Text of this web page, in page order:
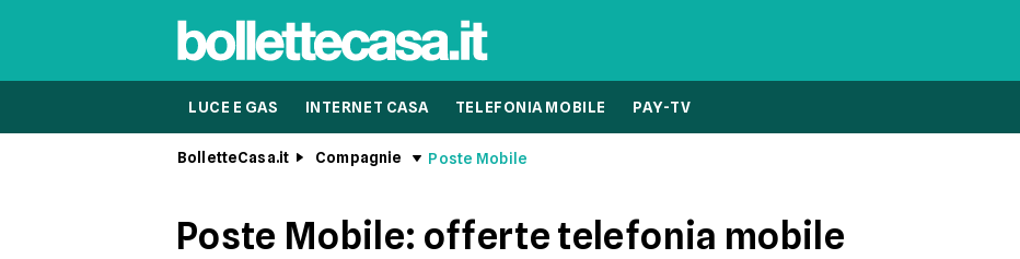
LUCE E GAS INTERNET CASA TELEFONIA MOBILE PAY-TV
BolletteCasa.it Compagnie Poste Mobile
Poste Mobile: offerte telefonia mobile